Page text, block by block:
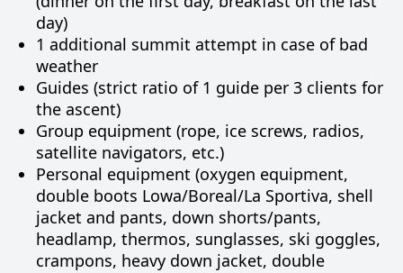
day)
1 additional summit attempt in case of bad
weather
Guides (strict ratio of 1 guide per 3 clients for
the ascent)
Group equipment (rope, ice screws, radios,
satellite navigators, etc.)
Personal equipment (oxygen equipment,
double boots Lowa/Boreal/La Sportiva, shell
jacket and pants, down shorts/pants,
headlamp, thermos, sunglasses, ski goggles,
crampons, heavy down jacket, double